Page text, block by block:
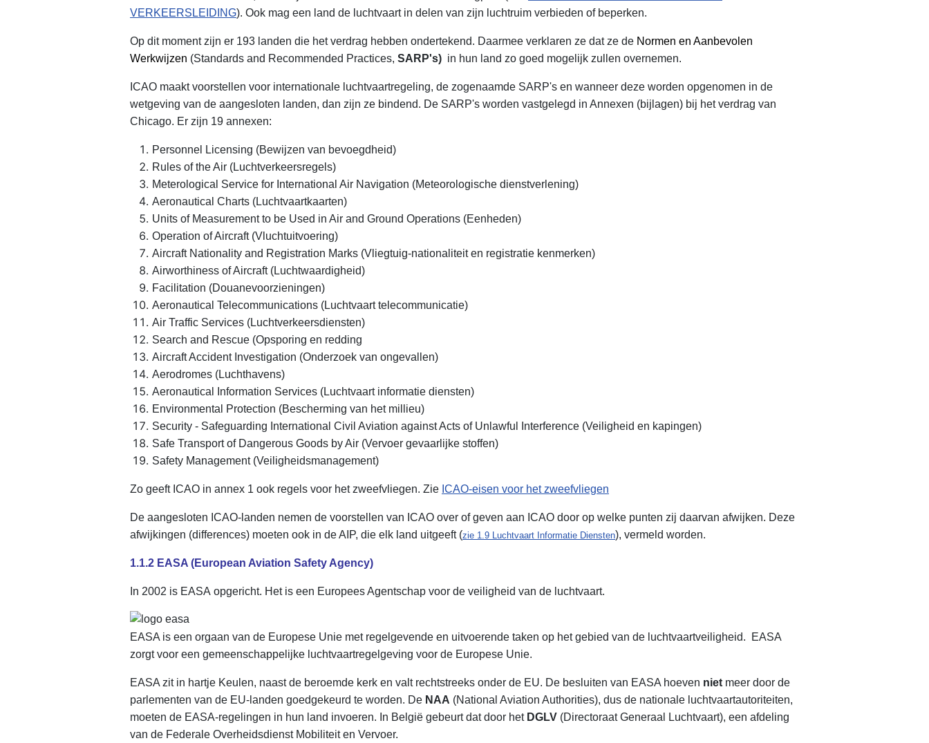
VERKEERSLEIDING). Ook mag een land de luchtvaart in delen van zijn luchtruim verbieden of beperken.
Op dit moment zijn er 193 landen die het verdrag hebben ondertekend. Daarmee verklaren ze dat ze de Normen en Aanbevolen
Werkwijzen (Standards and Recommended Practices, SARP's) in hun land zo goed mogelijk zullen overnemen.
ICAO maakt voorstellen voor internationale luchtvaartregeling, de zogenaamde SARP's en wanneer deze worden opgenomen in de
wetgeving van de aangesloten landen, dan zijn ze bindend. De SARP's worden vastgelegd in Annexen (bijlagen) bij het verdrag van
Chicago. Er zijn 19 annexen:
Personnel Licensing (Bewijzen van bevoegdheid)
Rules of the Air (Luchtverkeersregels)
Meterological Service for International Air Navigation (Meteorologische dienstverlening)
Aeronautical Charts (Luchtvaartkaarten)
Units of Measurement to be Used in Air and Ground Operations (Eenheden)
Operation of Aircraft (Vluchtuitvoering)
Aircraft Nationality and Registration Marks (Vliegtuig-nationaliteit en registratie kenmerken)
Airworthiness of Aircraft (Luchtwaardigheid)
Facilitation (Douanevoorzieningen)
Aeronautical Telecommunications (Luchtvaart telecommunicatie)
Air Traffic Services (Luchtverkeersdiensten)
Search and Rescue (Opsporing en redding
Aircraft Accident Investigation (Onderzoek van ongevallen)
Aerodromes (Luchthavens)
Aeronautical Information Services (Luchtvaart informatie diensten)
Environmental Protection (Bescherming van het millieu)
Security - Safeguarding International Civil Aviation against Acts of Unlawful Interference (Veiligheid en kapingen)
Safe Transport of Dangerous Goods by Air (Vervoer gevaarlijke stoffen)
Safety Management (Veiligheidsmanagement)
Zo geeft ICAO in annex 1 ook regels voor het zweefvliegen. Zie ICAO-eisen voor het zweefvliegen
De aangesloten ICAO-landen nemen de voorstellen van ICAO over of geven aan ICAO door op welke punten zij daarvan afwijken. Deze
afwijkingen (differences) moeten ook in de AIP, die elk land uitgeeft (zie 1.9 Luchtvaart Informatie Diensten), vermeld worden.
1.1.2 EASA (European Aviation Safety Agency)
In 2002 is EASA opgericht. Het is een Europees Agentschap voor de veiligheid van de luchtvaart.
EASA is een orgaan van de Europese Unie met regelgevende en uitvoerende taken op het gebied van de luchtvaartveiligheid. EASA
zorgt voor een gemeenschappelijke luchtvaartregelgeving voor de Europese Unie.
EASA zit in hartje Keulen, naast de beroemde kerk en valt rechtstreeks onder de EU. De besluiten van EASA hoeven niet meer door de
parlementen van de EU-landen goedgekeurd te worden. De NAA (National Aviation Authorities), dus de nationale luchtvaartautoriteiten,
moeten de EASA-regelingen in hun land invoeren. In België gebeurt dat door het DGLV (Directoraat Generaal Luchtvaart), een afdeling
van de Federale Overheidsdienst Mobiliteit en Vervoer.